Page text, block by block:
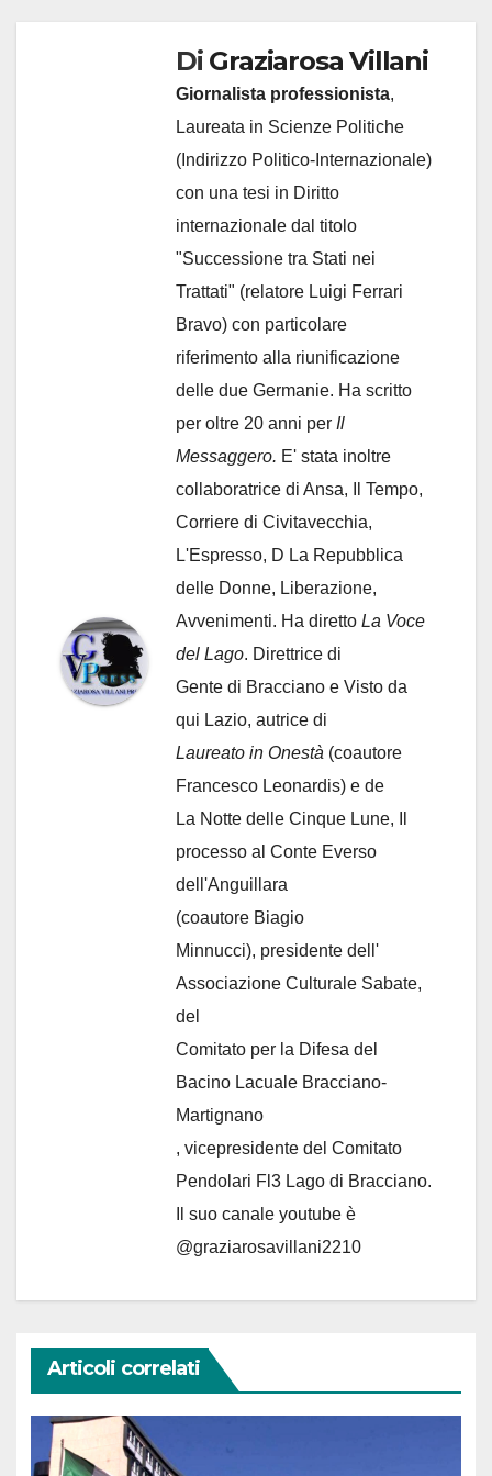
Di Graziarosa Villani
Giornalista professionista,
Laureata in Scienze Politiche
(Indirizzo Politico-Internazionale)
con una tesi in Diritto
internazionale dal titolo
"Successione tra Stati nei
Trattati" (relatore Luigi Ferrari
Bravo) con particolare
riferimento alla riunificazione
delle due Germanie. Ha scritto
per oltre 20 anni per Il
Messaggero. E' stata inoltre
collaboratrice di Ansa, Il Tempo,
Corriere di Civitavecchia,
L'Espresso, D La Repubblica
delle Donne, Liberazione,
Avvenimenti. Ha diretto La Voce
del Lago. Direttrice di
Gente di Bracciano e Visto da
qui Lazio, autrice di
Laureato in Onestà (coautore
Francesco Leonardis) e de
La Notte delle Cinque Lune, Il
processo al Conte Everso
dell'Anguillara
(coautore Biagio
Minnucci), presidente dell'
Associazione Culturale Sabate,
del
Comitato per la Difesa del
Bacino Lacuale Bracciano-
Martignano
, vicepresidente del Comitato
Pendolari Fl3 Lago di Bracciano.
Il suo canale youtube è
@graziarosavillani2210
Articoli correlati